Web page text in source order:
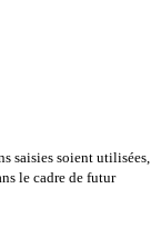
saisies soient utilisées,
le cadre de futur